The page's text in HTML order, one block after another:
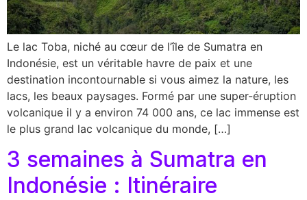
Le lac Toba, niché au cœur de l’île de Sumatra en
Indonésie, est un véritable havre de paix et une
destination incontournable si vous aimez la nature, les
lacs, les beaux paysages. Formé par une super-éruption
volcanique il y a environ 74 000 ans, ce lac immense est
le plus grand lac volcanique du monde, […]
3 semaines à Sumatra en
Indonésie : Itinéraire